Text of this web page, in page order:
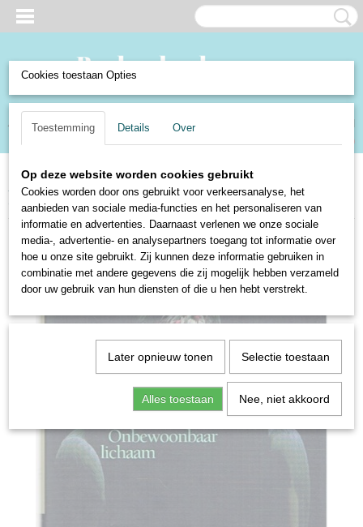
Inloggen Registreren
(0)
Home>Boeken en Strips> Boeken>Fictie>Romans en Literatuur
Onbewoonbaar lichaam - Semira Dallali
Cookies toestaan Opties
Toestemming Details Over
Op deze website worden cookies gebruikt
Cookies worden door ons gebruikt voor verkeersanalyse, het
aanbieden van sociale media-functies en het personaliseren van
informatie en advertenties. Daarnaast verlenen we onze sociale
media-, advertentie- en analysepartners toegang tot informatie over
hoe u onze site gebruikt. Zij kunnen deze informatie gebruiken in
combinatie met andere gegevens die zij mogelijk hebben verzameld
door uw gebruik van hun diensten of die u hen hebt verstrekt.
Later opnieuw tonen Selectie toestaan
Alles toestaan Nee, niet akkoord